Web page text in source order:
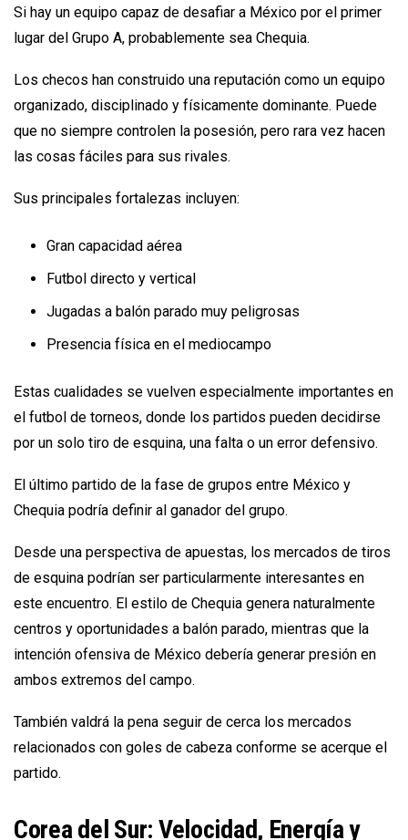
Si hay un equipo capaz de desafiar a México por el primer
lugar del Grupo A, probablemente sea Chequia.
Los checos han construido una reputación como un equipo
organizado, disciplinado y físicamente dominante. Puede
que no siempre controlen la posesión, pero rara vez hacen
las cosas fáciles para sus rivales.
Sus principales fortalezas incluyen:
Gran capacidad aérea
Futbol directo y vertical
Jugadas a balón parado muy peligrosas
Presencia física en el mediocampo
Estas cualidades se vuelven especialmente importantes en
el futbol de torneos, donde los partidos pueden decidirse
por un solo tiro de esquina, una falta o un error defensivo.
El último partido de la fase de grupos entre México y
Chequia podría definir al ganador del grupo.
Desde una perspectiva de apuestas, los mercados de tiros
de esquina podrían ser particularmente interesantes en
este encuentro. El estilo de Chequia genera naturalmente
centros y oportunidades a balón parado, mientras que la
intención ofensiva de México debería generar presión en
ambos extremos del campo.
También valdrá la pena seguir de cerca los mercados
relacionados con goles de cabeza conforme se acerque el
partido.
Corea del Sur: Velocidad, Energía y